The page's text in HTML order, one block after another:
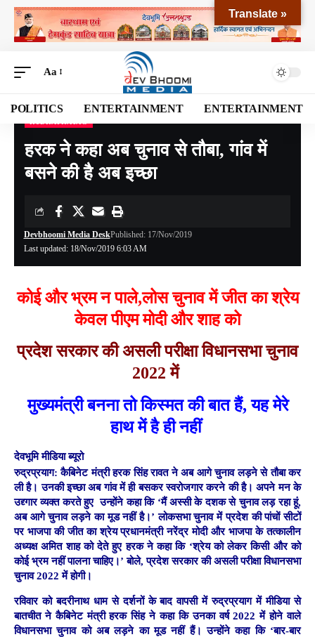
Aa
POLITICS ENTERTAINMENT ENTERTAINMENT
Devbhoomi Media>Blog>NATIONAL>UTTARAKHAND >RUDRAPRAYAG
हरक ने कहा अब चुनाव से तौबा, गांव में
बसने की है अब इच्छा
Last updated: 18/Nov/2019 6:03 AM
Devbhoomi Media DeskPublished: 17/Nov/2019
कोई और भ्रम न पाले,लोस चुनाव में जीत का श्रेय
केवल पीएम मोदी और शाह को
प्रदेश सरकार की असली परीक्षा विधानसभा चुनाव
2022 में
मुख्यमंत्री बनना तो किस्मत की बात हैं, यह मेरे
हाथ में है ही नहीं
देवभूमि मीडिया ब्यूरो
रुद्रप्रयाग: कैबिनेट मंत्री हरक सिंह रावत ने अब आगे चुनाव लड़ने से तौबा कर
ली है। उनकी इच्छा अब गांव में ही बसकर स्वरोजगार करने की है। अपने मन के
उद्द्गार व्यक्त करते हुए उन्होंने कहा कि ‘मैं अस्सी के दशक से चुनाव लड़ रहा हूं,
अब आगे चुनाव लड़ने का मूड नहीं है।’ लोकसभा चुनाव में प्रदेश की पांचों सीटों
पर भाजपा की जीत का श्रेय प्रधानमंत्री नरेंद्र मोदी और भाजपा के तत्कालीन
अध्यक्ष अमित शाह को देते हुए हरक ने कहा कि ‘श्रेय को लेकर किसी और को
कोई भ्रम नहीं पालना चाहिए।’ बोले, प्रदेश सरकार की असली परीक्षा विधानसभा
चुनाव 2022 में होगी।
रविवार को बदरीनाथ धाम से दर्शनों के बाद वापसी में रुद्रप्रयाग में मीडिया से
बातचीत ने कैबिनेट मंत्री हरक सिंह ने कहा कि उनका वर्ष 2022 में होने वाले
विधानसभा चुनाव को अब लड़ने का मूड नहीं हैं। उन्होंने कहा कि ‘बार-बार
Translate »